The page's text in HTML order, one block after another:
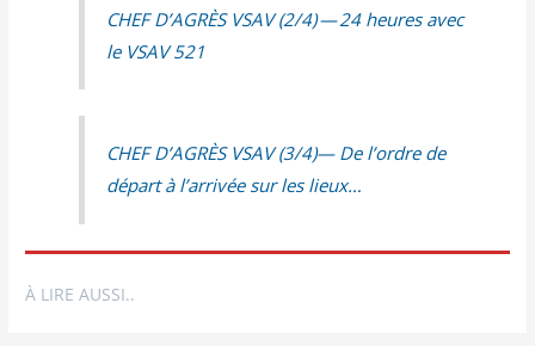
CHEF D’AGRÈS VSAV (2/​4) — 24 heures avec
le VSAV 521
CHEF D’AGRÈS VSAV (3/​4)— De l’ordre de
départ à l’arrivée sur les lieux…
À LIRE AUSSI..